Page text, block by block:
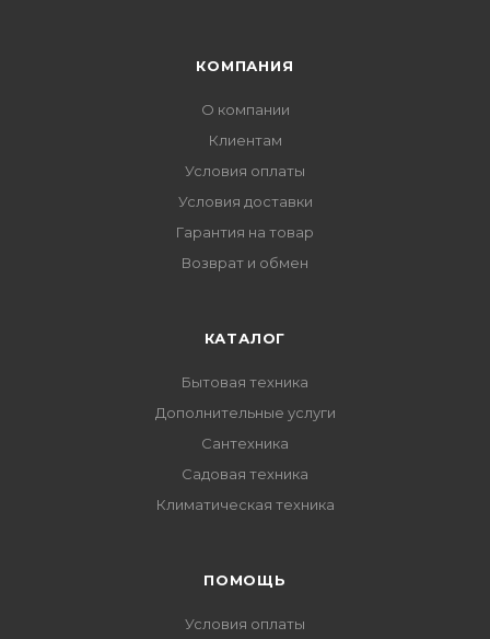
КОМПАНИЯ
О компании
Клиентам
Условия оплаты
Условия доставки
Гарантия на товар
Возврат и обмен
КАТАЛОГ
Бытовая техника
Дополнительные услуги
Сантехника
Садовая техника
Климатическая техника
ПОМОЩЬ
Условия оплаты